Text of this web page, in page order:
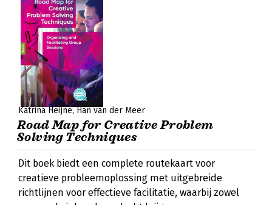
Katrina Heijne Han van der Meer
Road Map for Creative Problem
Solving Techniques
Dit boek biedt een complete routekaart voor
creatieve probleemoplossing met uitgebreide
richtlijnen voor effectieve facilitatie, waarbij zowel